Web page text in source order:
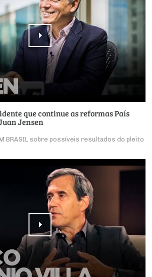
que continue as reformas País
Jensen
BRASIL sobre possíveis resultados do pleito